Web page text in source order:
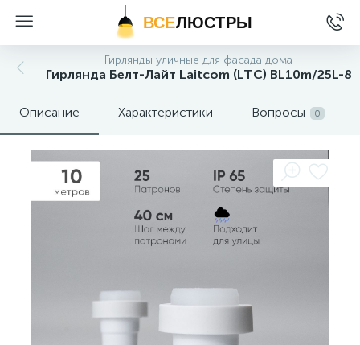
ВСЕЛЮСТРЫ
Гирлянды уличные для фасада дома
Гирлянда Белт-Лайт Laitcom (LTC) BL10m/25L-8
Описание Характеристики Вопросы 0